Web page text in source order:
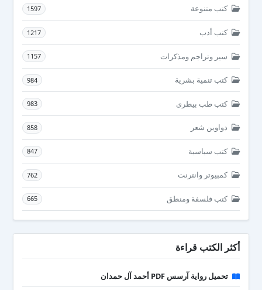
كتب متنوعة 1597
كتب أدب 1217
سير وتراجم ومذكرات 1157
كتب تنمية بشرية 984
كتب طب بيطرى 983
دواوين شعر 858
كتب سياسية 847
كمبيوتر وانترنت 762
كتب فلسفة ومنطق 665
أكثر الكتب قراءة
تحميل رواية آرسس PDF أحمد آل حمدان